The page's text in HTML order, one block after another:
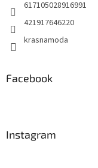
617105028916991
421917646220
krasnamoda
Facebook
Instagram